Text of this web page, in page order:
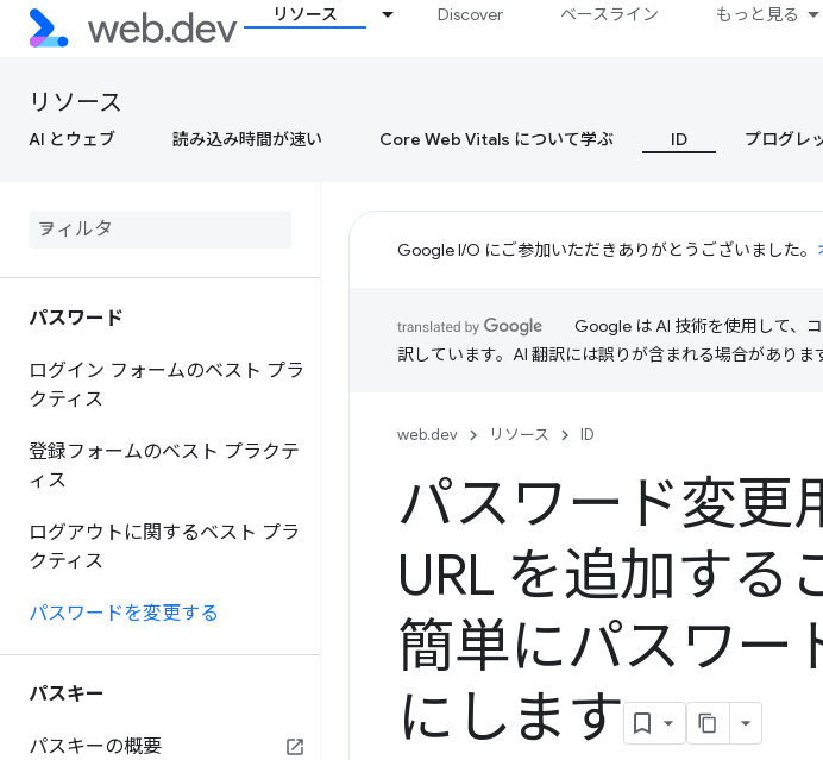
リソース Discover ベースライン もっと見る
リソース
AI とウェブ 読み込み時間が速い Core Web Vitals について学ぶ ID プログレ
パスワード
ログイン フォームのベスト プラ
クティス
登録フォームのベスト プラクテ
ィス
ログアウトに関するベスト プラ
クティス
パスワードを変更する
パスキー
パスキーの概要
Google I/O にご参加いただきありがとうございました。
Google は AI 技術を使用して、
訳しています。AI 翻訳には誤りが含まれる場合がありま
web.dev リソース ID
パスワード変更
URL を追加する
簡単にパスワー
にします